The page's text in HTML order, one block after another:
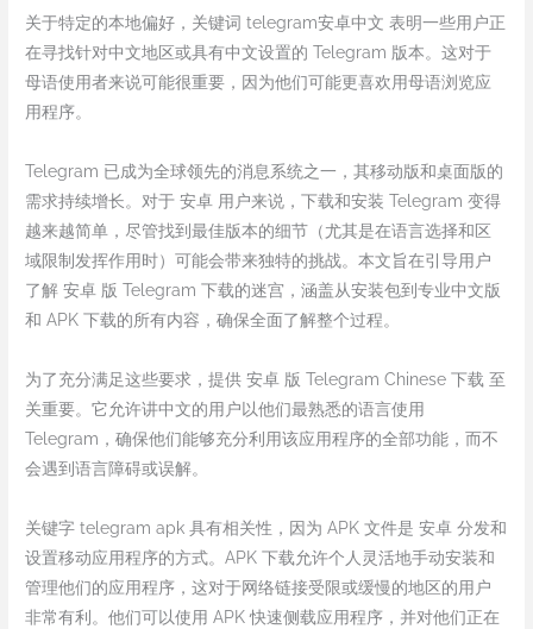
关于特定的本地偏好，关键词 telegram安卓中文 表明一些用户正
在寻找针对中文地区或具有中文设置的 Telegram 版本。这对于
母语使用者来说可能很重要，因为他们可能更喜欢用母语浏览应
用程序。
Telegram 已成为全球领先的消息系统之一，其移动版和桌面版的
需求持续增长。对于 安卓 用户来说，下载和安装 Telegram 变得
越来越简单，尽管找到最佳版本的细节（尤其是在语言选择和区
域限制发挥作用时）可能会带来独特的挑战。本文旨在引导用户
了解 安卓 版 Telegram 下载的迷宫，涵盖从安装包到专业中文版
和 APK 下载的所有内容，确保全面了解整个过程。
为了充分满足这些要求，提供 安卓 版 Telegram Chinese 下载 至
关重要。它允许讲中文的用户以他们最熟悉的语言使用
Telegram，确保他们能够充分利用该应用程序的全部功能，而不
会遇到语言障碍或误解。
关键字 telegram apk 具有相关性，因为 APK 文件是 安卓 分发和
设置移动应用程序的方式。APK 下载允许个人灵活地手动安装和
管理他们的应用程序，这对于网络链接受限或缓慢的地区的用户
非常有利。他们可以使用 APK 快速侧载应用程序，并对他们正在